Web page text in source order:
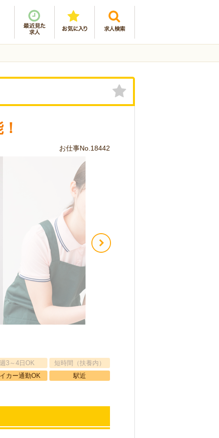
お仕事No.18442
3～4日OK
短時間（扶養内）
カー通勤OK
駅近